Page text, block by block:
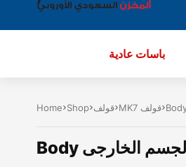
باسات عادية
Home Shop قولف MK7 قولف